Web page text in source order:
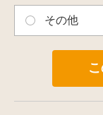
その他